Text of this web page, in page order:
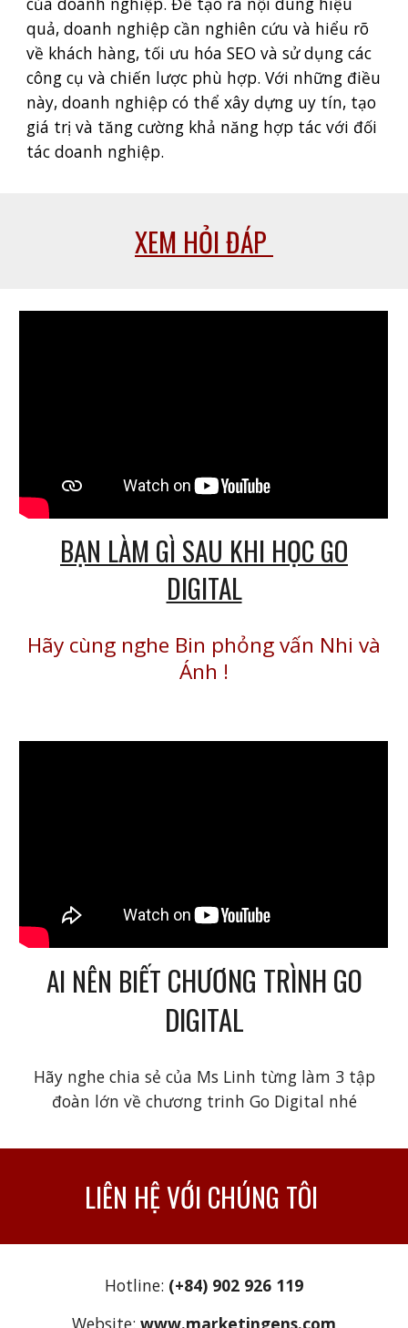
quả, doanh nghiệp cần nghiên cứu và hiểu rõ
về khách hàng, tối ưu hóa SEO và sử dụng các
công cụ và chiến lược phù hợp. Với những điều
này, doanh nghiệp có thể xây dựng uy tín, tạo
giá trị và tăng cường khả năng hợp tác với đối
tác doanh nghiệp.
XEM HỎI ĐÁP
BẠN LÀM GÌ SAU KHI HỌC GO
DIGITAL
Hãy cùng nghe Bin phỏng vấn Nhi và
Ánh !
AI NÊN BIẾT CHƯƠNG TRÌNH GO
DIGITAL
Hãy nghe chia sẻ của Ms Linh từng làm 3 tập
đoàn lớn về chương trinh Go Digital nhé
LIÊN HỆ VỚI CHÚNG TÔI
Hotline: (+84) 902 926 119
Website: www.marketingens.com